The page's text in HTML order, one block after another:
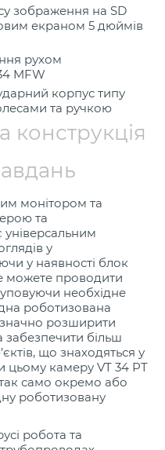
зображення на SD
екраном 5 дюймів
рухом
MFW
корпус типу
та ручкою
конструкція
монітором та
та
у
у наявності блок
можете проводити
необхідне
роботизована
розширити
забезпечити більш
що знаходяться у
цьому камеру VT 34 PT
само окремо або
роботизовану
робота та